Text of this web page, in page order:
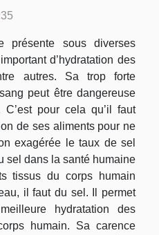
présente sous diverses
d’hydratation des
autres. Sa trop forte
peut être dangereuse
pour cela qu’il faut
de ses aliments pour ne
exagérée le taux de sel
sel dans la santé humaine
tissus du corps humain
il faut du sel. Il permet
hydratation des
humain. Sa carence